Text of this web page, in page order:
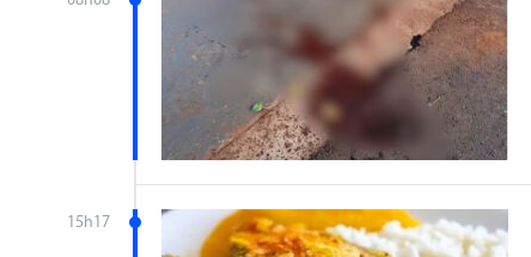
15h17